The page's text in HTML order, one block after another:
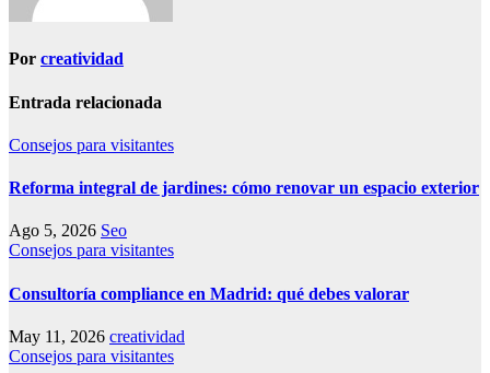
Por creatividad
Entrada relacionada
Consejos para visitantes
Reforma integral de jardines: cómo renovar un espacio exterior
Ago 5, 2026 Seo
Consejos para visitantes
Consultoría compliance en Madrid: qué debes valorar
May 11, 2026 creatividad
Consejos para visitantes